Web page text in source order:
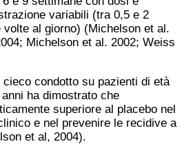
variabili (tra 0,5 e 2
volte al giorno) (Michelson et al.
Michelson et al. 2002; Weiss
cieco condotto su pazienti di età
ha dimostrato che
superiore al placebo nel
e nel prevenire le recidive a
et al, 2004).